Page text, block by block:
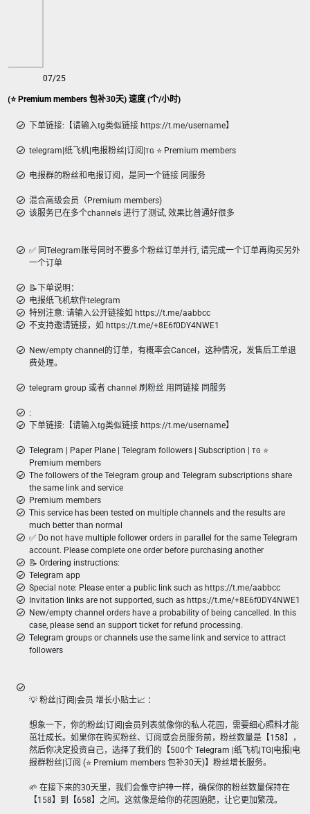
(⭐ Premium members 包补30天) 速度 (个/小时)
07/25
下单链接:【请输入tg类似链接 https://t.me/username】
telegram|纸飞机|电报粉丝|订阅|ᴛɢ ⭐ Premium members
电报群的粉丝和电报订阅，是同一个链接 同服务
混合高级会员（Premium members)
该服务已在多个channels 进行了测试, 效果比普通好很多
✅ 同Telegram账号同时不要多个粉丝订单并行, 请完成一个订单再购买另外
一个订单
📝下单说明：
电报纸飞机软件telegram
特别注意: 请输入公开链接如 https://t.me/aabbcc
不支持邀请链接，如 https://t.me/+8E6f0DY4NWE1
New/empty channel的订单，有概率会Cancel，这种情况，发售后工单退
费处理。
telegram group 或者 channel 刷粉丝 用同链接 同服务
:
下单链接:【请输入tg类似链接 https://t.me/username】
Telegram | Paper Plane | Telegram followers | Subscription | ᴛɢ ⭐
Premium members
The followers of the Telegram group and Telegram subscriptions share
the same link and service
Premium members
This service has been tested on multiple channels and the results are
much better than normal
✅ Do not have multiple follower orders in parallel for the same Telegram
account. Please complete one order before purchasing another
📝 Ordering instructions:
Telegram app
Special note: Please enter a public link such as https://t.me/aabbcc
Invitation links are not supported, such as https://t.me/+8E6f0DY4NWE1
New/empty channel orders have a probability of being cancelled. In this
case, please send an support ticket for refund processing.
Telegram groups or channels use the same link and service to attract
followers
💡 粉丝|订阅|会员 增长小贴士📈 ：
想象一下，你的粉丝|订阅|会员列表就像你的私人花园，需要细心照料才能
茁壮成长。如果你在购买粉丝、订阅或会员服务前，粉丝数量是【158】，
然后你决定投资自己，选择了我们的【500个 Telegram |纸飞机|TG|电报|电
报群粉丝|订阅 (⭐ Premium members 包补30天)】粉丝增长服务。
🌱 在接下来的30天里，我们会像守护神一样，确保你的粉丝数量保持在
【158】到【658】之间。这就像是给你的花园施肥，让它更加繁茂。